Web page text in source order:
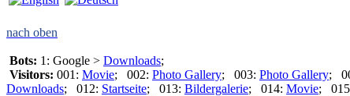
nach oben
Bots: 1: Google > Downloads;
Visitors: 001: Movie; 002: Photo Gallery; 003: Photo Gallery;
Downloads; 012: Startseite; 013: Bildergalerie; 014: Movie;